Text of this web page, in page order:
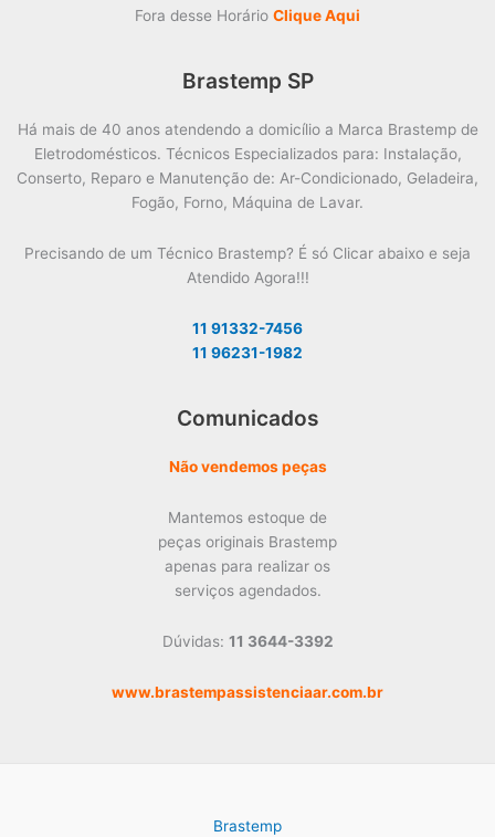
Fora desse Horário Clique Aqui
Brastemp SP
Há mais de 40 anos atendendo a domicílio a Marca Brastemp de
Eletrodomésticos. Técnicos Especializados para: Instalação,
Conserto, Reparo e Manutenção de: Ar-Condicionado, Geladeira,
Fogão, Forno, Máquina de Lavar.
Precisando de um Técnico Brastemp? É só Clicar abaixo e seja
Atendido Agora!!!
11 91332-7456
11 96231-1982
Comunicados
Não vendemos peças
Mantemos estoque de
peças originais Brastemp
apenas para realizar os
serviços agendados.
Dúvidas: 11 3644-3392
www.brastempassistenciaar.com.br
Brastemp